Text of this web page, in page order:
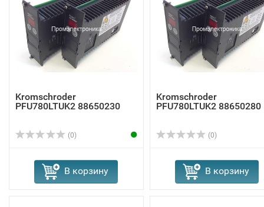
Kromschroder
PFU780LTUK2 88650230
(0)
В корзину
Kromschroder
PFU780LTUK2 88650280
(0)
В корзину